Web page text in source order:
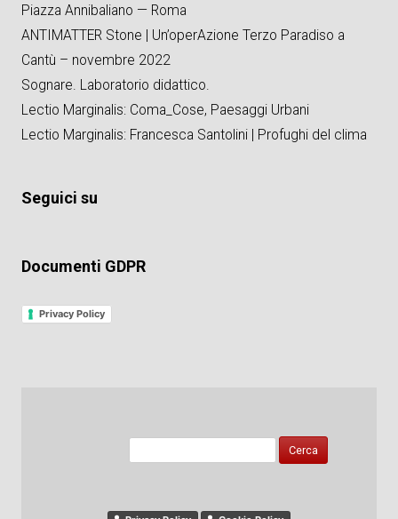
Piazza Annibaliano — Roma
ANTIMATTER Stone | Un’operAzione Terzo Paradiso a
Cantù – novembre 2022
Sognare. Laboratorio didattico.
Lectio Marginalis: Coma_Cose, Paesaggi Urbani
Lectio Marginalis: Francesca Santolini | Profughi del clima
Seguici su
Documenti GDPR
Privacy Policy